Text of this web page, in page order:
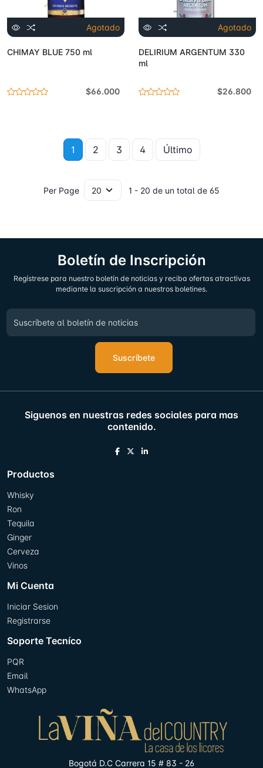
Agotado
CHIMAY BLUE 750 ml
$66.000
Agotado
DELIRIUM ARGENTUM 330
ml
$26.800
1 2 3 4 Último
Per Page 1 - 20 de un total de 65
Boletín de Inscripción
Regístrese para nuestro boletín de noticias y reciba ofertas atractivas
mediante la suscripción a nuestros boletines.
Suscríbete
Siguenos en nuestras redes sociales para mas
contenido.
Productos
Whisky
Ron
Tequila
Ginger
Cerveza
Vinos
Mi Cuenta
Iniciar Sesion
Registrarse
Soporte Tecníco
PQR
Email
WhatsApp
Bogotá D.C Carrera 15 # 83 - 26